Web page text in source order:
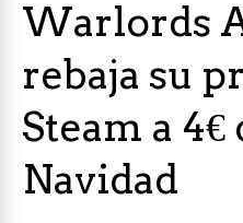
Warlords
rebaja su
Steam a
Navidad